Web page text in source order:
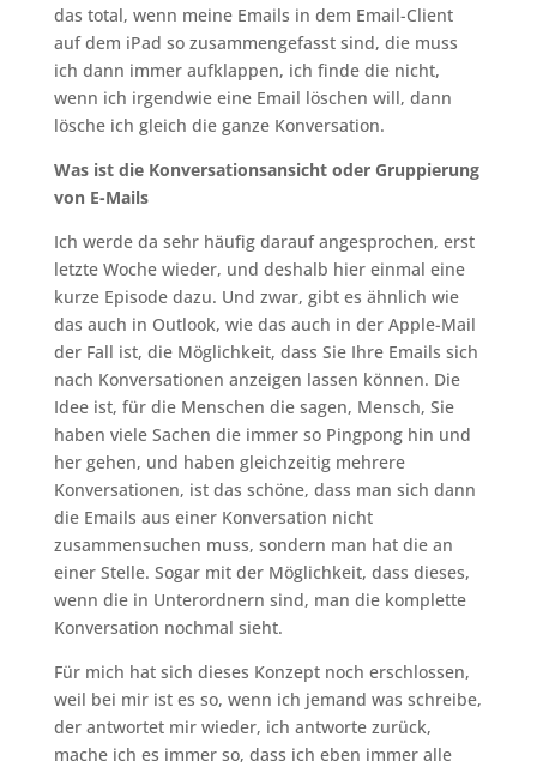
das total, wenn meine Emails in dem Email-Client
auf dem iPad so zusammengefasst sind, die muss
ich dann immer aufklappen, ich finde die nicht,
wenn ich irgendwie eine Email löschen will, dann
lösche ich gleich die ganze Konversation.
Was ist die Konversationsansicht oder Gruppierung
von E-Mails
Ich werde da sehr häufig darauf angesprochen, erst
letzte Woche wieder, und deshalb hier einmal eine
kurze Episode dazu. Und zwar, gibt es ähnlich wie
das auch in Outlook, wie das auch in der Apple-Mail
der Fall ist, die Möglichkeit, dass Sie Ihre Emails sich
nach Konversationen anzeigen lassen können. Die
Idee ist, für die Menschen die sagen, Mensch, Sie
haben viele Sachen die immer so Pingpong hin und
her gehen, und haben gleichzeitig mehrere
Konversationen, ist das schöne, dass man sich dann
die Emails aus einer Konversation nicht
zusammensuchen muss, sondern man hat die an
einer Stelle. Sogar mit der Möglichkeit, dass dieses,
wenn die in Unterordnern sind, man die komplette
Konversation nochmal sieht.
Für mich hat sich dieses Konzept noch erschlossen,
weil bei mir ist es so, wenn ich jemand was schreibe,
der antwortet mir wieder, ich antworte zurück,
mache ich es immer so, dass ich eben immer alle